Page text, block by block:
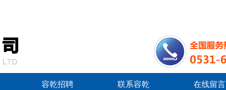
容乾招聘 联系容乾 在线留言